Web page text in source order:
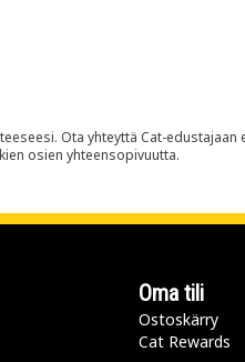
Ota yhteyttä Cat-
osien yhteensopivuutta.
Oma tili
Ostoskärry
Cat Rewards